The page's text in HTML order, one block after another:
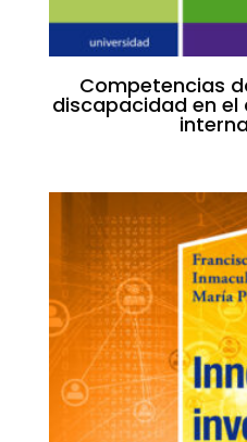
Competencias
discapacidad en